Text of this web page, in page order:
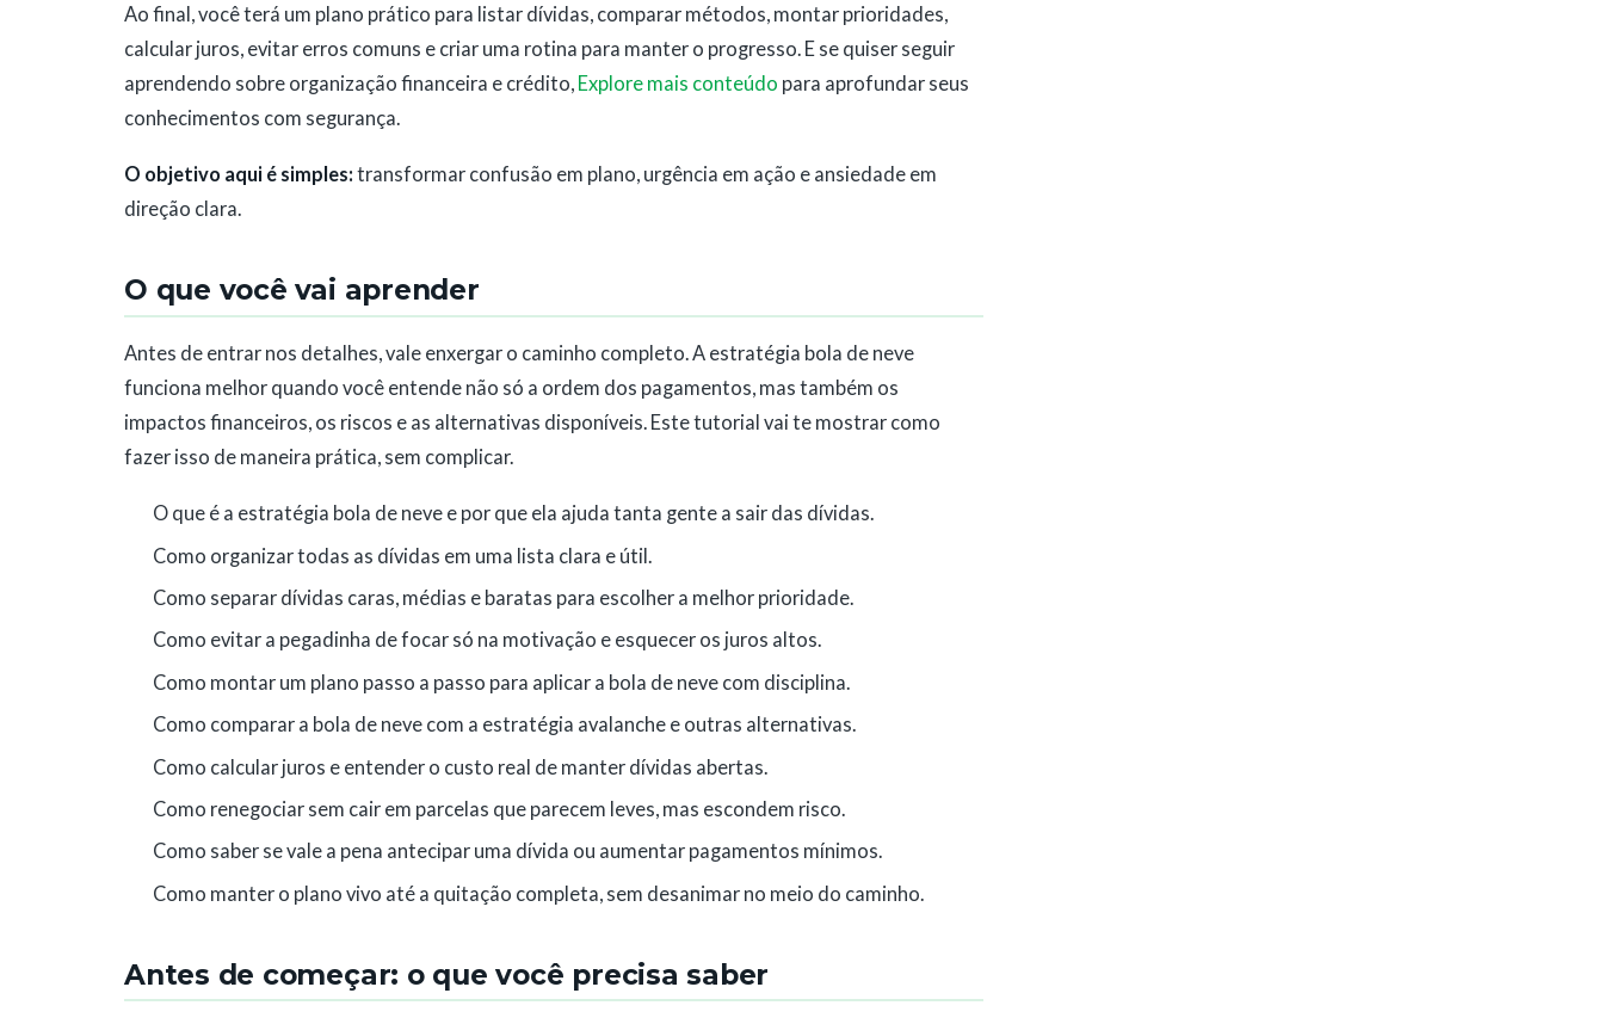
Ao final, você terá um plano prático para listar dívidas, comparar métodos, montar prioridades,
calcular juros, evitar erros comuns e criar uma rotina para manter o progresso. E se quiser seguir
aprendendo sobre organização financeira e crédito, Explore mais conteúdo para aprofundar seus
conhecimentos com segurança.
O objetivo aqui é simples: transformar confusão em plano, urgência em ação e ansiedade em
direção clara.
O que você vai aprender
Antes de entrar nos detalhes, vale enxergar o caminho completo. A estratégia bola de neve
funciona melhor quando você entende não só a ordem dos pagamentos, mas também os
impactos financeiros, os riscos e as alternativas disponíveis. Este tutorial vai te mostrar como
fazer isso de maneira prática, sem complicar.
O que é a estratégia bola de neve e por que ela ajuda tanta gente a sair das dívidas.
Como organizar todas as dívidas em uma lista clara e útil.
Como separar dívidas caras, médias e baratas para escolher a melhor prioridade.
Como evitar a pegadinha de focar só na motivação e esquecer os juros altos.
Como montar um plano passo a passo para aplicar a bola de neve com disciplina.
Como comparar a bola de neve com a estratégia avalanche e outras alternativas.
Como calcular juros e entender o custo real de manter dívidas abertas.
Como renegociar sem cair em parcelas que parecem leves, mas escondem risco.
Como saber se vale a pena antecipar uma dívida ou aumentar pagamentos mínimos.
Como manter o plano vivo até a quitação completa, sem desanimar no meio do caminho.
Antes de começar: o que você precisa saber